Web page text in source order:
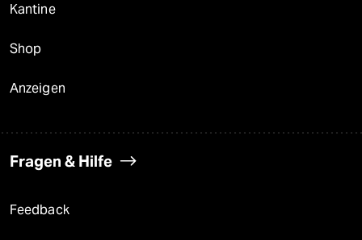
Kantine
Shop
Anzeigen
Fragen & Hilfe
Feedback